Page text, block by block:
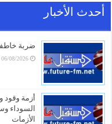
أحدث الأخبار
ضربة
06/08/2026 00:17
أزمة
السوداء
الأزمات